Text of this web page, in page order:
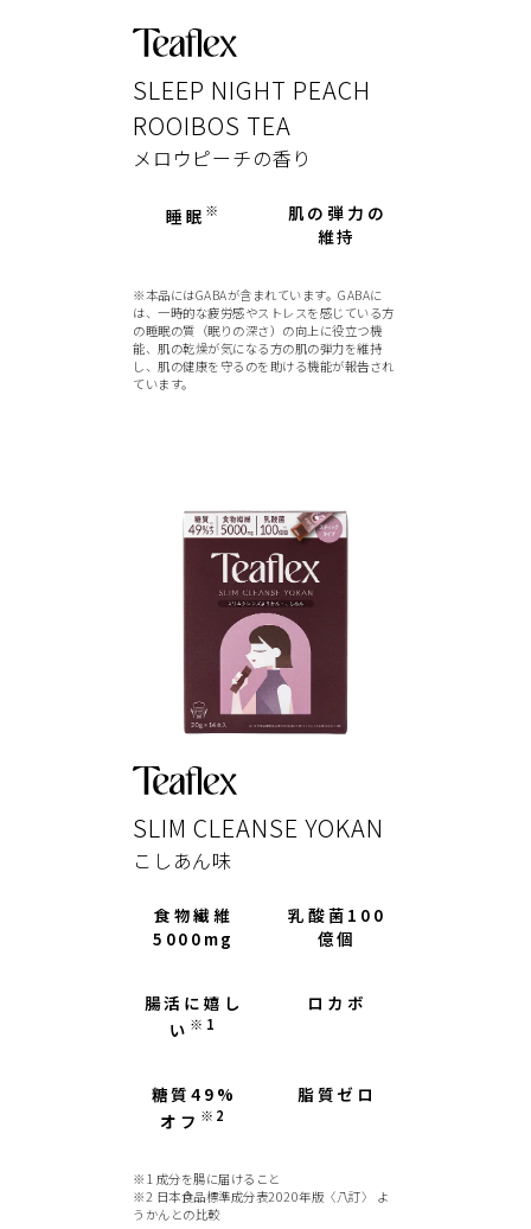
SLEEP NIGHT PEACH
ROOIBOS TEA
メロウピーチの香り
睡眠 ※
肌の弾力の
維持
※本品にはGABAが含まれています。GABAに
は、一時的な疲労感やストレスを感じている方
の睡眠の質（眠りの深さ）の向上に役立つ機
能、肌の乾燥が気になる方の肌の弾力を維持
し、肌の健康を守るのを助ける機能が報告され
ています。
SLIM CLEANSE YOKAN
こしあん味
食物繊維
5000mg
乳酸菌100
億個
腸活に嬉し
い ※1
ロカボ
糖質49%
オフ ※2
脂質ゼロ
※1 成分を腸に届けること
※2 日本食品標準成分表2020年版〈八訂〉 よ
うかんとの比較